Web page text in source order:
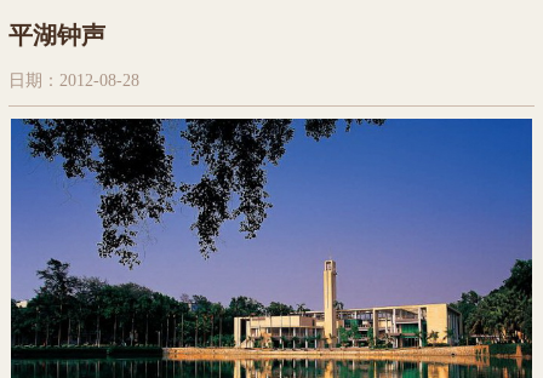
平湖钟声
日期：2012-08-28